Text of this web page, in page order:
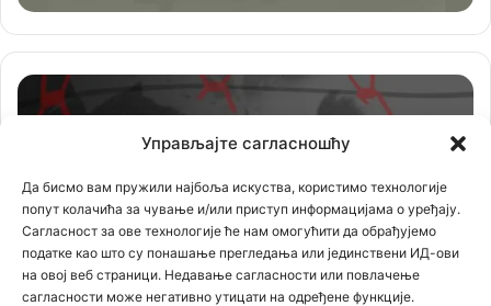
Управљајте сагласношћу
Да бисмо вам пружили најбоља искуства, користимо технологије
попут колачића за чување и/или приступ информацијама о уређају.
Сагласност за ове технологије ће нам омогућити да обрађујемо
податке као што су понашање прегледања или јединствени ИД-ови
на овој веб страници. Недавање сагласности или повлачење
сагласности може негативно утицати на одређене функције.